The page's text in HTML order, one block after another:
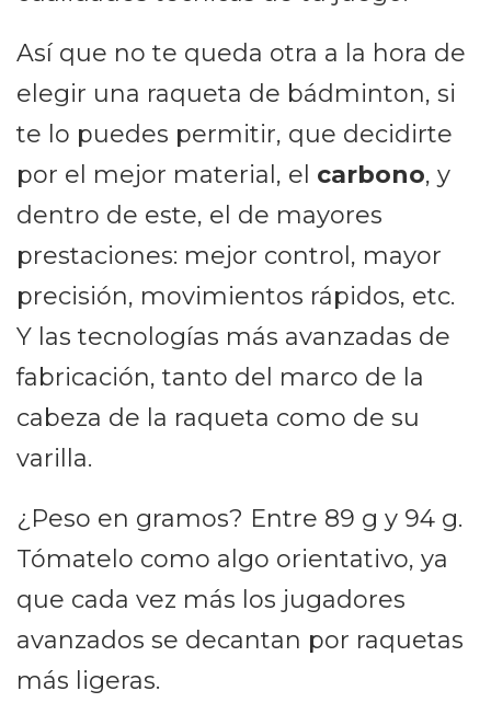
Así que no te queda otra a la hora de
elegir una raqueta de bádminton, si
te lo puedes permitir, que decidirte
por el mejor material, el carbono, y
dentro de este, el de mayores
prestaciones: mejor control, mayor
precisión, movimientos rápidos, etc.
Y las tecnologías más avanzadas de
fabricación, tanto del marco de la
cabeza de la raqueta como de su
varilla.
¿Peso en gramos? Entre 89 g y 94 g.
Tómatelo como algo orientativo, ya
que cada vez más los jugadores
avanzados se decantan por raquetas
más ligeras.